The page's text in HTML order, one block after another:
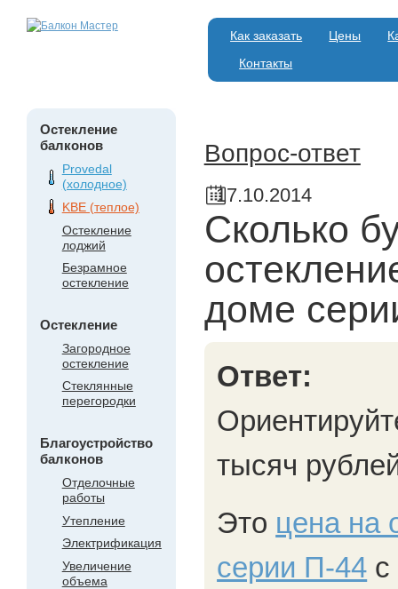
Как заказать Цены
Контакты
Остекление
балконов
Provedal
(холодное)
KBE (теплое)
Остекление
лоджий
Безрамное
остекление
Остекление
Загородное
остекление
Стеклянные
перегородки
Благоустройство
балконов
Отделочные
работы
Утепление
Электрификация
Увеличение
объема
Вопрос-ответ
17.10.2014
Сколько
доме
Ответ:
тысяч
Это цена на
серии П-44